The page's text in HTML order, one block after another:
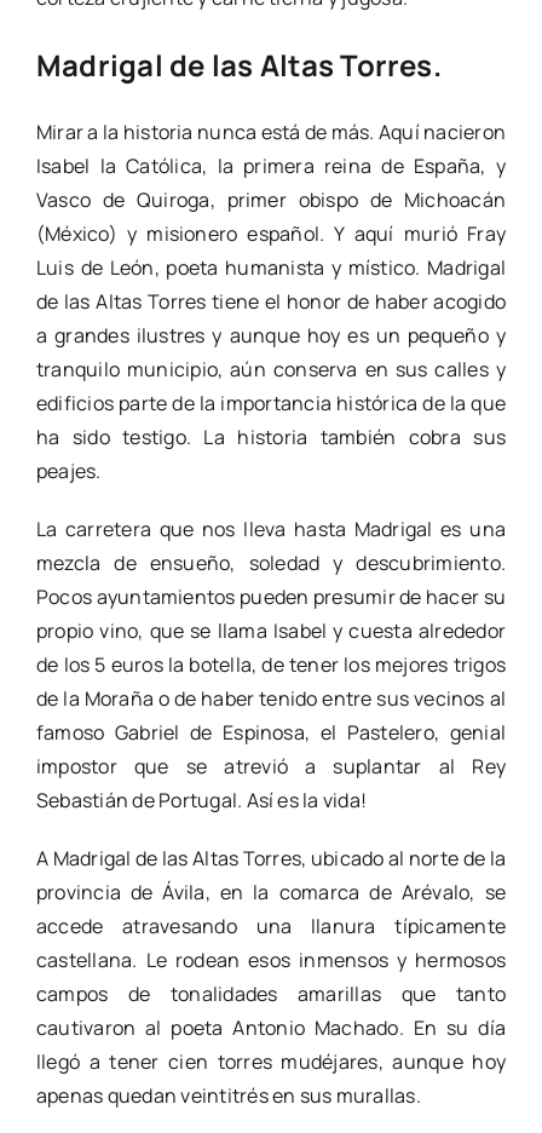
Madrigal de las Altas Torres.
Mirar a la historia nunca está de más. Aquí nacieron
Isabel la Católica, la primera reina de España, y
Vasco de Quiroga, primer obispo de Michoacán
(México) y misionero español. Y aquí murió Fray
Luis de León, poeta humanista y místico. Madrigal
de las Altas Torres tiene el honor de haber acogido
a grandes ilustres y aunque hoy es un pequeño y
tranquilo municipio, aún conserva en sus calles y
edificios parte de la importancia histórica de la que
ha sido testigo. La historia también cobra sus
peajes.
La carretera que nos lleva hasta Madrigal es una
mezcla de ensueño, soledad y descubrimiento.
Pocos ayuntamientos pueden presumir de hacer su
propio vino, que se llama Isabel y cuesta alrededor
de los 5 euros la botella, de tener los mejores trigos
de la Moraña o de haber tenido entre sus vecinos al
famoso Gabriel de Espinosa, el Pastelero, genial
impostor que se atrevió a suplantar al Rey
Sebastián de Portugal. Así es la vida!
A Madrigal de las Altas Torres, ubicado al norte de la
provincia de Ávila, en la comarca de Arévalo, se
accede atravesando una llanura típicamente
castellana. Le rodean esos inmensos y hermosos
campos de tonalidades amarillas que tanto
cautivaron al poeta Antonio Machado. En su día
llegó a tener cien torres mudéjares, aunque hoy
apenas quedan veintitrés en sus murallas.